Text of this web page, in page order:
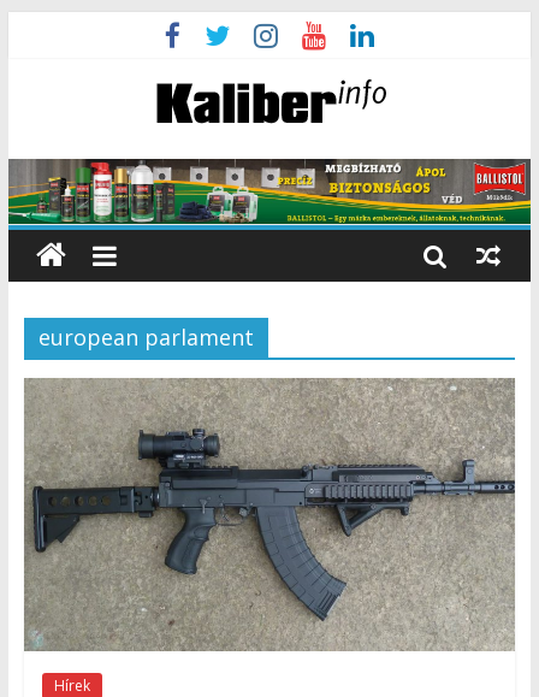
european parlament
Hírek